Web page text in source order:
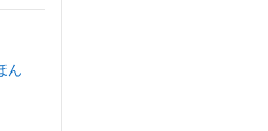
ク...
ん